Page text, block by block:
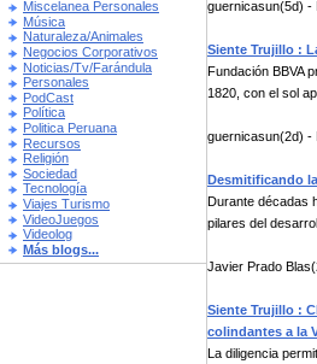
Miscelanea Personales
Música
Naturaleza/Animales
Negocios Corporativos
Noticias/Tv/Farándula
Personales
PodCast
Política
Politica Peruana
Recursos
Religión
Sociedad
Tecnología
Viajes Turismo
VideoJuegos
Videolog
Más blogs...
guernicasun(5d) -
Siente Trujillo :
Fundación BBVA
1820, con el sol
guernicasun(2d) -
Desmitificando
Durante décadas
pilares del
Javier Prado
Siente Trujillo :
colindantes a la
La diligencia